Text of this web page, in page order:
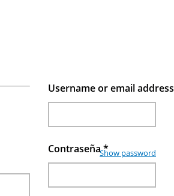
Username or email address
Contraseña*
Show password